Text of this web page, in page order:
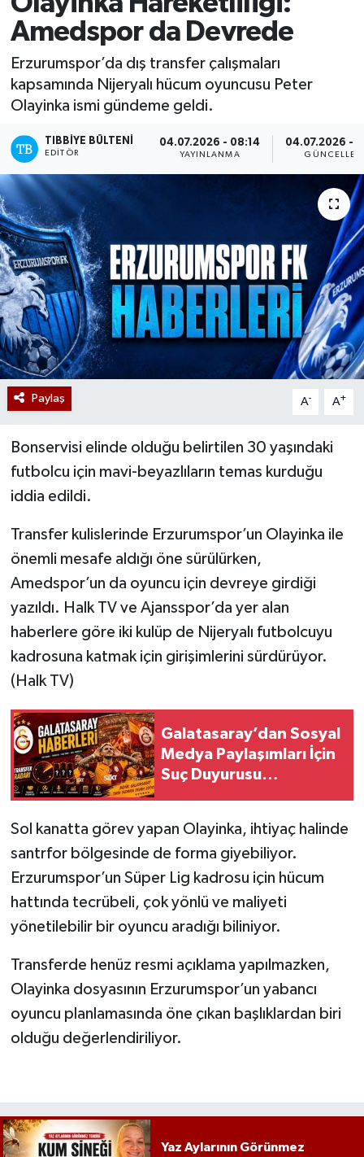
Amedspor da Devrede
Erzurumspor’da dış transfer çalışmaları
kapsamında Nijeryalı hücum oyuncusu Peter
Olayinka ismi gündeme geldi.
TIBBIYE BÜLTENI
EDITÖR
04.07.2026 - 08:14
YAYINLANMA
04.07.2026 -
Paylaş A- A+
Bonservisi elinde olduğu belirtilen 30 yaşındaki
futbolcu için mavi-beyazlıların temas kurduğu
iddia edildi.
Transfer kulislerinde Erzurumspor’un Olayinka ile
önemli mesafe aldığı öne sürülürken,
Amedspor’un da oyuncu için devreye girdiği
yazıldı. Halk TV ve Ajansspor’da yer alan
haberlere göre iki kulüp de Nijeryalı futbolcuyu
kadrosuna katmak için girişimlerini sürdürüyor.
(Halk TV⁠)
Galatasaray’dan Sosyal
Medya Paylaşımları İçin
Suç Duyurusu
Sol kanatta görev yapan Olayinka, ihtiyaç halinde
santrfor bölgesinde de forma giyebiliyor.
Erzurumspor’un Süper Lig kadrosu için hücum
hattında tecrübeli, çok yönlü ve maliyeti
yönetilebilir bir oyuncu aradığı biliniyor.
Transferde henüz resmi açıklama yapılmazken,
Olayinka dosyasının Erzurumspor’un yabancı
oyuncu planlamasında öne çıkan başlıklardan biri
olduğu değerlendiriliyor.
Yaz Aylarının Görünmez
Mevzuat